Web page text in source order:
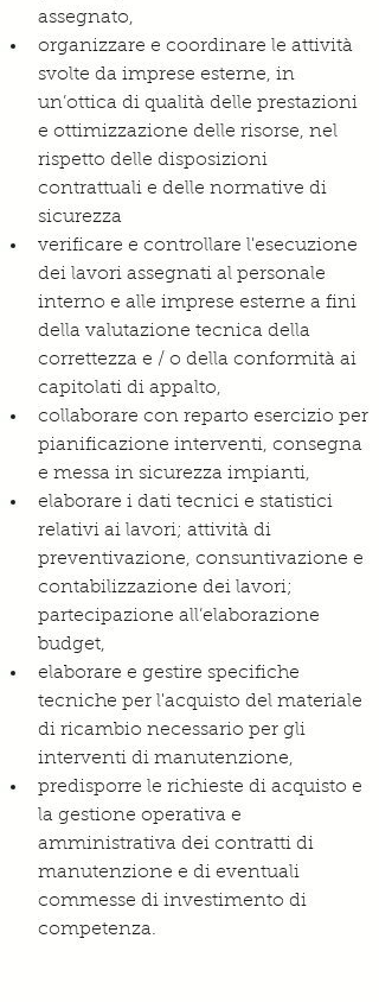
assegnato,
organizzare e coordinare le attività
svolte da imprese esterne, in
un’ottica di qualità delle prestazioni
e ottimizzazione delle risorse, nel
rispetto delle disposizioni
contrattuali e delle normative di
sicurezza
verificare e controllare l'esecuzione
dei lavori assegnati al personale
interno e alle imprese esterne a fini
della valutazione tecnica della
correttezza e / o della conformità ai
capitolati di appalto,
collaborare con reparto esercizio per
pianificazione interventi, consegna
e messa in sicurezza impianti,
elaborare i dati tecnici e statistici
relativi ai lavori; attività di
preventivazione, consuntivazione e
contabilizzazione dei lavori;
partecipazione all’elaborazione
budget,
elaborare e gestire specifiche
tecniche per l'acquisto del materiale
di ricambio necessario per gli
interventi di manutenzione,
predisporre le richieste di acquisto e
la gestione operativa e
amministrativa dei contratti di
manutenzione e di eventuali
commesse di investimento di
competenza.